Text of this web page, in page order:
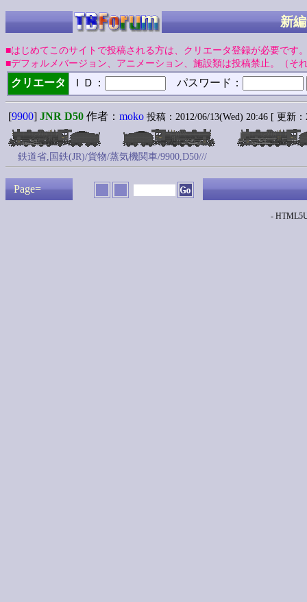
新
■はじめてこのサイトで投稿される方は、クリエータ登録が必要です
■デフォルメバージョン、アニメーション、施設類は投稿禁止。（そ
クリエータ ＩＤ： パスワード：
[9900] JNR D50 作者： moko 投稿：2012/06/13(Wed) 20:46 [ 更新
鉄道省,国鉄(JR)/貨物/蒸気機関車/9900,D50///
Page=
-